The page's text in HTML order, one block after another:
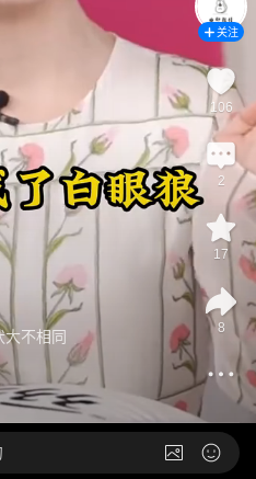
不相同
关注
106
2
17
8